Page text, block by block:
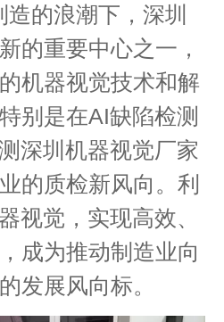
的浪潮下，深圳
的重要中心之一，
机器视觉技术和解
别是在AI缺陷检测
深圳机器视觉厂家
的质检新风向。利
视觉，实现高效、
成为推动制造业向
发展风向标。